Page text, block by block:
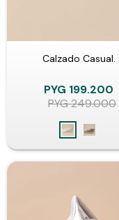
Calzado Casual.
PYG 199.200
PYG249.000